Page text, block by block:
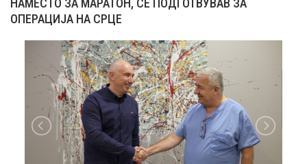
НАМЕСТО ЗА МАРАТОН, СЕ ПОДГОТВУВАВ ЗА
ОПЕРАЦИЈА НА СРЦЕ